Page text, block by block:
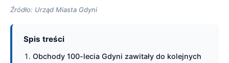
Źródło: Urząd Miasta Gdyni
Spis treści
Obchody 100-lecia Gdyni zawitały do kolejnych